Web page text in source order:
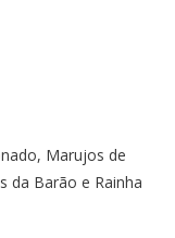
Marujos de
da Barão e Rainha